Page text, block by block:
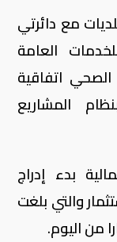
مع دائرتي
العامة
اتفاقية
المشاريع
بدء إدراج
والتي بلغت